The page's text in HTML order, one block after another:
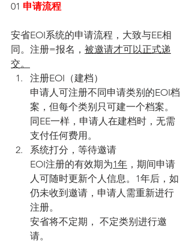
01 申请流程
安省EOI系统的申请流程，大致与EE相
同。注册=报名， 被邀请才可以正式递
交。
注册EOI（建档）
申请人可注册不同申请类别的EOI档
案，但每个类别只可建一个档案。
同EE一样，申请人在建档时，无需
支付任何费用。
系统打分，等待邀请
EOI注册的有效期为1年 ，期间申请
人可随时更新个人信息。1年后，如
仍未收到邀请，申请人需重新进行
注册。
安省将不定期， 不定类别进行邀
请。